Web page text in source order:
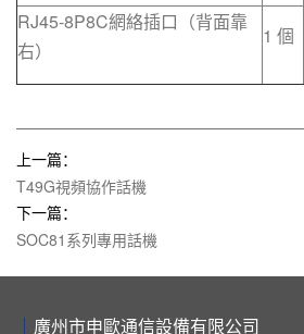
RJ45-8P8C網絡插口（背面靠
右）
1 個
上一篇：
T49G視頻協作話機
下一篇：
SOC81系列專用話機
廣州市申歐通信設備有限公司